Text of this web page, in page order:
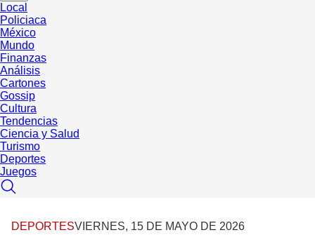
Local
Policiaca
México
Mundo
Finanzas
Análisis
Cartones
Gossip
Cultura
Tendencias
Ciencia y Salud
Turismo
Deportes
Juegos
DEPORTESVIERNES, 15 DE MAYO DE 2026